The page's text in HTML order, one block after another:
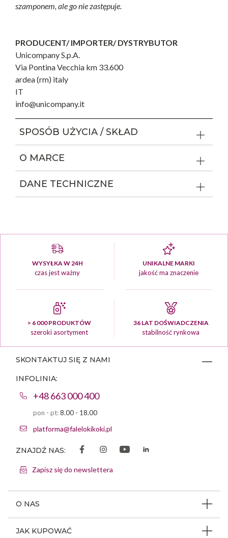
szamponem, ale go nie zastępuje.
PRODUCENT/ IMPORTER/ DYSTRYBUTOR
Unicompany S.p.A.
Via Pontina Vecchia km 33.600
ardea (rm) italy
IT
info@unicompany.it
SPOSÓB UŻYCIA / SKŁAD
O MARCE
DANE TECHNICZNE
WYSYŁKA W 24H
czas jest ważny
UNIKALNE MARKI
jakość ma znaczenie
> 6 000 PRODUKTÓW
szeroki asortyment
36 LAT DOŚWIADCZENIA
stabilność rynkowa
O NAS
JAK KUPOWAĆ
SKONTAKTUJ SIĘ Z NAMI
INFOLINIA:
+48 663 000 400
pon - pt:8.00 - 18.00
platforma@falelokikoki.pl
ZNAJDŹ NAS:
Zapisz się do newslettera